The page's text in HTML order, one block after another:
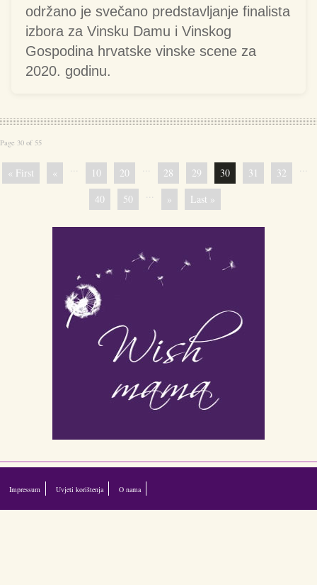
održano je svečano predstavljanje finalista
izbora za Vinsku Damu i Vinskog
Gospodina hrvatske vinske scene za
2020. godinu.
Page 30 of 55
« First « ... 10 20 ... 28 29 30 31 32 ...
40 50 ... » Last »
Impressum Uvjeti korištenja O nama